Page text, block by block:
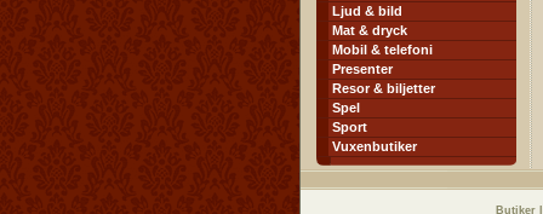
Ljud & bild
Mat & dryck
Mobil & telefoni
Presenter
Resor & biljetter
Spel
Sport
Vuxenbutiker
Butiker